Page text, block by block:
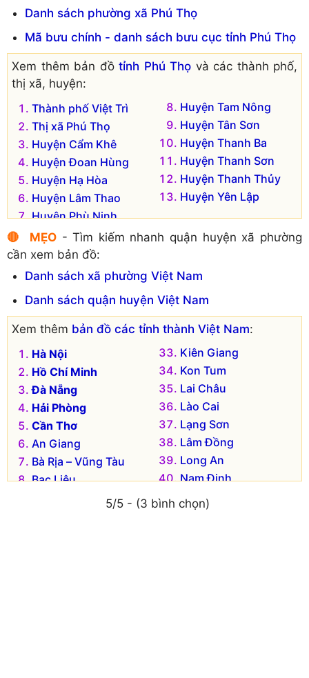
Danh sách phường xã Phú Thọ
Mã bưu chính - danh sách bưu cục tỉnh Phú Thọ
Xem thêm bản đồ tỉnh Phú Thọ và các thành phố,
thị xã, huyện:
Thành phố Việt Trì
Thị xã Phú Thọ
Huyện Cẩm Khê
Huyện Đoan Hùng
Huyện Hạ Hòa
Huyện Lâm Thao
Huyện Phù Ninh
Huyện Tam Nông
Huyện Tân Sơn
Huyện Thanh Ba
Huyện Thanh Sơn
Huyện Thanh Thủy
Huyện Yên Lập
🔴 MẸO- Tìm kiếm nhanh quận huyện xã phường
cần xem bản đồ:
Danh sách xã phường Việt Nam
Danh sách quận huyện Việt Nam
Xem thêm bản đồ các tỉnh thành Việt Nam:
Hà Nội
Hồ Chí Minh
Đà Nẵng
Hải Phòng
Cần Thơ
An Giang
Bà Rịa – Vũng Tàu
Bạc Liêu
Kiên Giang
Kon Tum
Lai Châu
Lào Cai
Lạng Sơn
Lâm Đồng
Long An
Nam Định
Nghệ An
Ninh Bình
5/5 - (3 bình chọn)